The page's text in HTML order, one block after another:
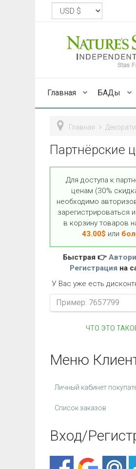
Главная БАДы
Главная
Партнёрские
Для доступа к
ценам (30%
необходимо
зарегистрироваться
в корзину товаров
43.00$ или
Быстрая 👉
Регистрацияна
У Вас уже есть
ЧТО ЭТО
Меню
Личный кабинет
Список заказов
Вход/